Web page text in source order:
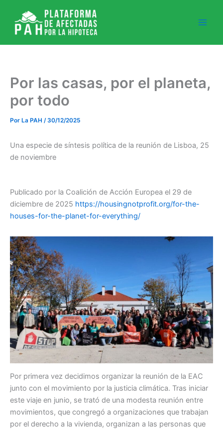
contenido
Por las casas, por el planeta,
por todo
Por La PAH /30/12/2025
Una especie de síntesis política de la reunión de Lisboa, 25
de noviembre
Publicado por la Coalición de Acción Europea el 29 de
diciembre de 2025 https://housingnotprofit.org/for-the-
houses-for-the-planet-for-everything/
Por primera vez decidimos organizar la reunión de la EAC
junto con el movimiento por la justicia climática. Tras iniciar
este viaje en junio, se trató de una modesta reunión entre
movimientos, que congregó a organizaciones que trabajan
por el derecho a la vivienda, organizan a las personas que